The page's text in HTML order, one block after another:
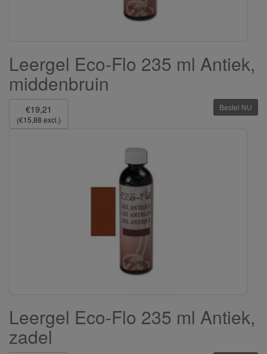
Leergel Eco-Flo 235 ml Antiek,
middenbruin
€19,21
(€15,88 excl.)
Bestel NU
Leergel Eco-Flo 235 ml Antiek,
zadel